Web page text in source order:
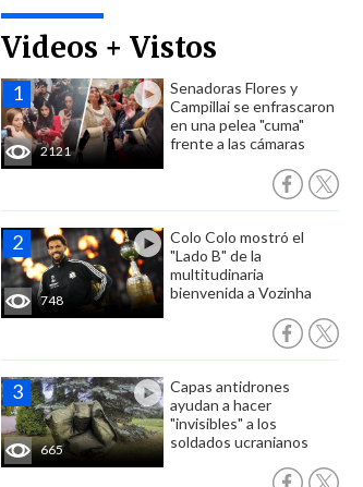
Videos + Vistos
2121
Senadoras Flores y
Campillai se enfrascaron
en una pelea "cuma"
frente a las cámaras
748
Colo Colo mostró el
"Lado B" de la
multitudinaria
bienvenida a Vozinha
665
Capas antidrones
ayudan a hacer
"invisibles" a los
soldados ucranianos